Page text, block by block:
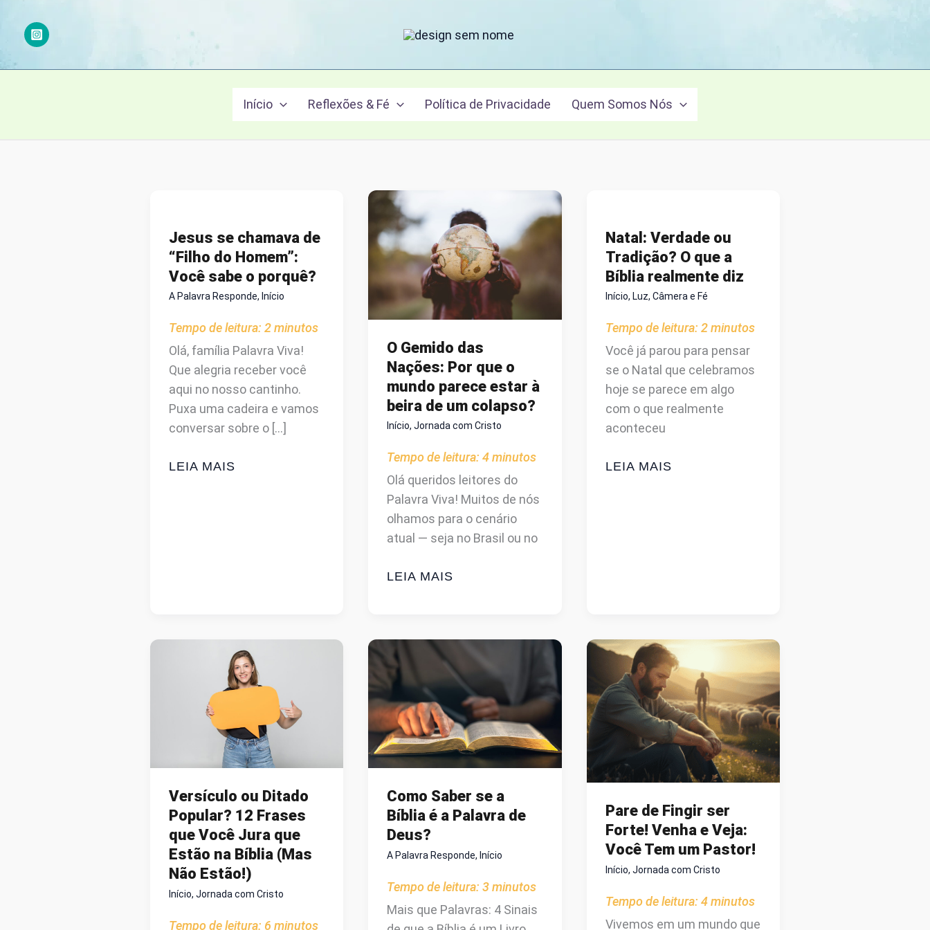
conteúdo
Início Reflexões & Fé Política de Privacidade Quem Somos Nós
Jesus se chamava de
“Filho do Homem”:
Você sabe o porquê?
A Palavra Responde, Início
Tempo de leitura: 2minutos
Olá, família Palavra Viva!
Que alegria receber você
aqui no nosso cantinho.
Puxa uma cadeira e vamos
conversar sobre o […]
JESUS
O
PORQUÊ?
LEIA MAIS
O Gemido das
Nações: Por que o
mundo parece estar à
beira de um colapso?
Início,Jornada com Cristo
Tempo de leitura:4 minutos
Olá queridos leitores do
Palavra Viva! Muitos de nós
olhamos para o cenário
atual — seja no Brasil ou no
O
POR
QUE
O
MUNDO
PARECE
ESTAR
À
BEIRA
DE
UM
LEIA MAIS
Natal: Verdade ou
Tradição? O que a
Bíblia realmente diz
Início, Luz, Câmera e Fé
Tempo de leitura: 2 minutos
Você já parou para pensar
se o Natal que celebramos
hoje se parece em algo
com o que realmente
aconteceu
NATAL:
DIZ
LEIA MAIS
Versículo ou Ditado
Popular? 12 Frases
que Você Jura que
Estão na Bíblia (Mas
Não Estão!)
Início, Jornada com Cristo
Tempo de leitura: 6 minutos
Como Saber se a
Bíblia é a Palavra de
Deus?
A Palavra Responde, Início
Tempo de leitura:3 minutos
Mais que Palavras: 4 Sinais
Pare de Fingir ser
Forte! Venha e Veja:
Você Tem um Pastor!
Início, Jornada com Cristo
Tempo de leitura: 4 minutos
Vivemos em um mundo que